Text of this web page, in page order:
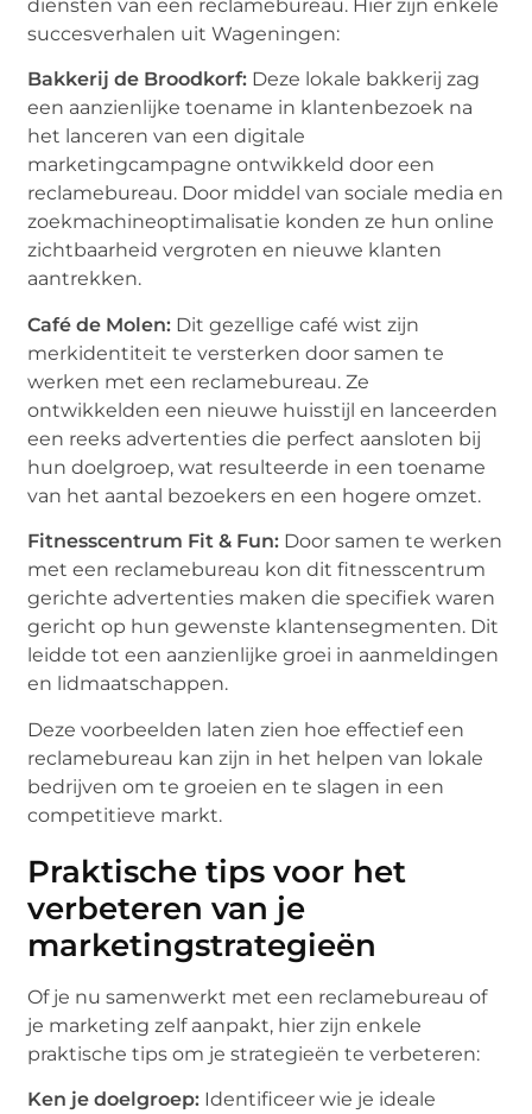
diensten van een reclamebureau. Hier zijn enkele
succesverhalen uit Wageningen:
Bakkerij de Broodkorf: Deze lokale bakkerij zag
een aanzienlijke toename in klantenbezoek na
het lanceren van een digitale
marketingcampagne ontwikkeld door een
reclamebureau. Door middel van sociale media en
zoekmachineoptimalisatie konden ze hun online
zichtbaarheid vergroten en nieuwe klanten
aantrekken.
Café de Molen: Dit gezellige café wist zijn
merkidentiteit te versterken door samen te
werken met een reclamebureau. Ze
ontwikkelden een nieuwe huisstijl en lanceerden
een reeks advertenties die perfect aansloten bij
hun doelgroep, wat resulteerde in een toename
van het aantal bezoekers en een hogere omzet.
Fitnesscentrum Fit & Fun: Door samen te werken
met een reclamebureau kon dit fitnesscentrum
gerichte advertenties maken die specifiek waren
gericht op hun gewenste klantensegmenten. Dit
leidde tot een aanzienlijke groei in aanmeldingen
en lidmaatschappen.
Deze voorbeelden laten zien hoe effectief een
reclamebureau kan zijn in het helpen van lokale
bedrijven om te groeien en te slagen in een
competitieve markt.
Praktische tips voor het
verbeteren van je
marketingstrategieën
Of je nu samenwerkt met een reclamebureau of
je marketing zelf aanpakt, hier zijn enkele
praktische tips om je strategieën te verbeteren:
Ken je doelgroep: Identificeer wie je ideale